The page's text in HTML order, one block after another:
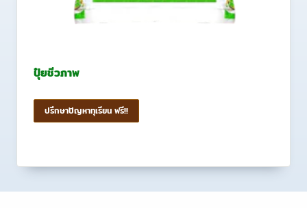
ปุ๋ยชีวภาพ
ปรึกษาปัญหาทุเรียน ฟรี!!